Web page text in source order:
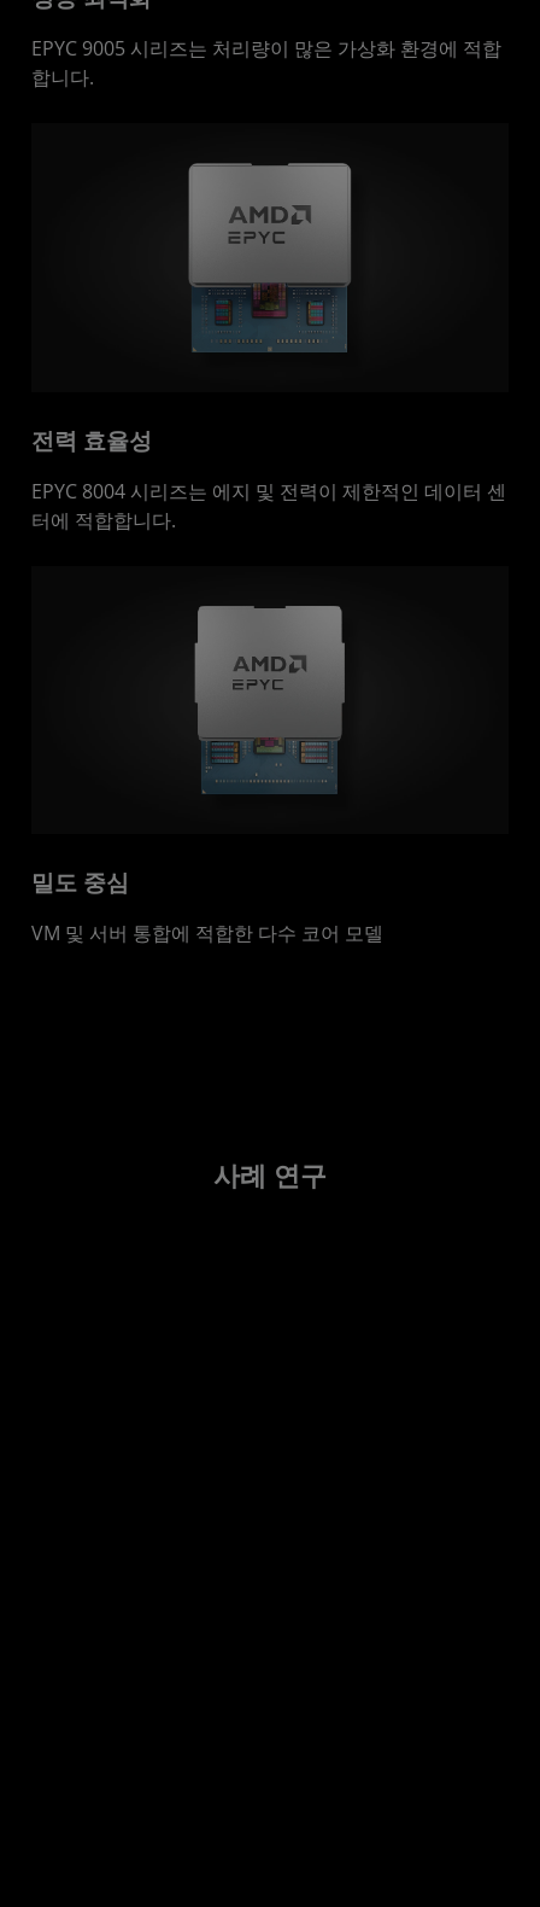
EPYC 9005 시리즈는 처리량이 많은 가상화 환경에 적합
합니다.
전력 효율성
EPYC 8004 시리즈는 에지 및 전력이 제한적인 데이터 센
터에 적합합니다.
밀도 중심
VM 및 서버 통합에 적합한 다수 코어 모델
사례 연구